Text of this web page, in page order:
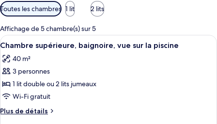
Filtres
disponibles
pour
les
chambres
Toutes les chambres 1 lit 2 lits
Affichage de 5 chambre(s) sur 5
Afficher
toutes
les
photos
pour
ce
type
de
Une chambre d’hôtel avec deux
5
Chambre supérieure, baignoire, vue sur la piscine
40 m²
3 personnes
1 lit double ou 2 lits jumeaux
Wi-Fi gratuit
Plus de détails
Plus